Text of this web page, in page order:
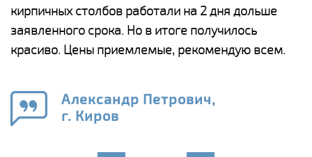
кирпичных столбов работали на 2 дня дольше
заявленного срока. Но в итоге получилось
красиво. Цены приемлемые, рекомендую всем.
Александр Петрович,
г. Киров